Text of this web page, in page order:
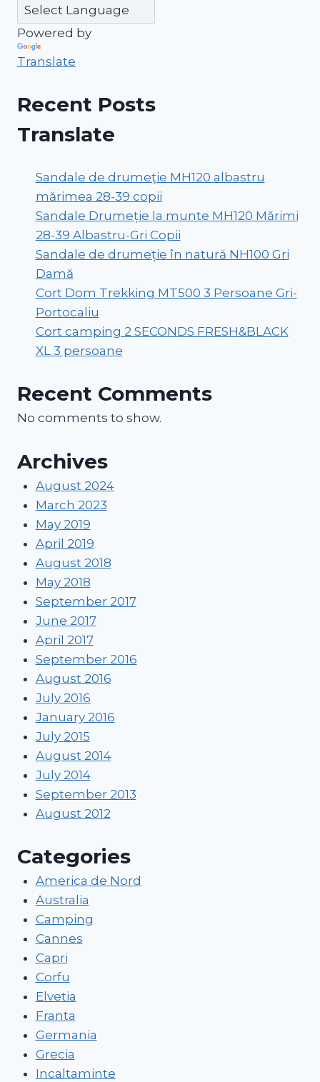
Powered by
Translate
Recent Posts
Translate
Sandale de drumeţie MH120 albastru
mărimea 28-39 copii
Sandale Drumeție la munte MH120 Mărimi
28-39 Albastru-Gri Copii
Sandale de drumeție în natură NH100 Gri
Damă
Cort Dom Trekking MT500 3 Persoane Gri-
Portocaliu
Cort camping 2 SECONDS FRESH&BLACK
XL 3 persoane
Recent Comments
No comments to show.
Archives
August 2024
March 2023
May 2019
April 2019
August 2018
May 2018
September 2017
June 2017
April 2017
September 2016
August 2016
July 2016
January 2016
July 2015
August 2014
July 2014
September 2013
August 2012
Categories
America de Nord
Australia
Camping
Cannes
Capri
Corfu
Elvetia
Franta
Germania
Grecia
Incaltaminte